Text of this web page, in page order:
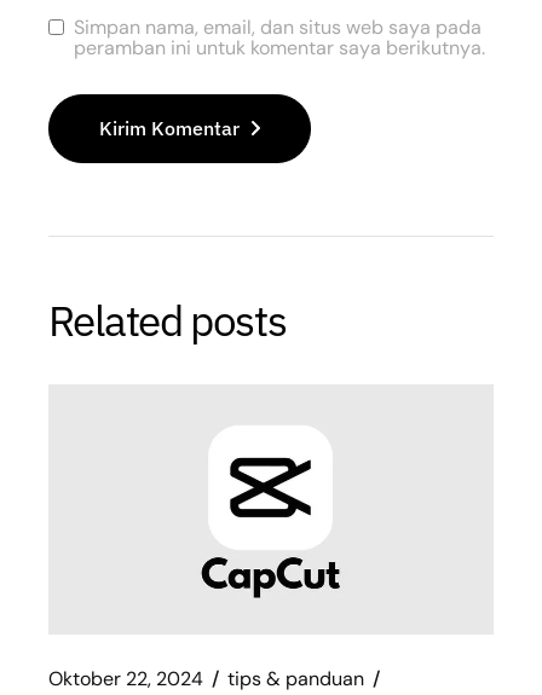
Simpan nama, email, dan situs web saya pada
peramban ini untuk komentar saya berikutnya.
Kirim Komentar
Related posts
Oktober 22, 2024
tips & panduan